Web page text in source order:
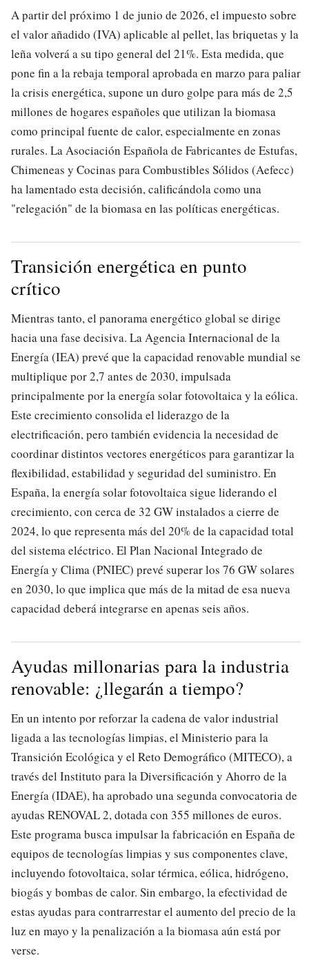
A partir del próximo 1 de junio de 2026, el impuesto sobre
el valor añadido (IVA) aplicable al pellet, las briquetas y la
leña volverá a su tipo general del 21%. Esta medida, que
pone fin a la rebaja temporal aprobada en marzo para paliar
la crisis energética, supone un duro golpe para más de 2,5
millones de hogares españoles que utilizan la biomasa
como principal fuente de calor, especialmente en zonas
rurales. La Asociación Española de Fabricantes de Estufas,
Chimeneas y Cocinas para Combustibles Sólidos (Aefecc)
ha lamentado esta decisión, calificándola como una
"relegación" de la biomasa en las políticas energéticas.
Transición energética en punto
crítico
Mientras tanto, el panorama energético global se dirige
hacia una fase decisiva. La Agencia Internacional de la
Energía (IEA) prevé que la capacidad renovable mundial se
multiplique por 2,7 antes de 2030, impulsada
principalmente por la energía solar fotovoltaica y la eólica.
Este crecimiento consolida el liderazgo de la
electrificación, pero también evidencia la necesidad de
coordinar distintos vectores energéticos para garantizar la
flexibilidad, estabilidad y seguridad del suministro. En
España, la energía solar fotovoltaica sigue liderando el
crecimiento, con cerca de 32 GW instalados a cierre de
2024, lo que representa más del 20% de la capacidad total
del sistema eléctrico. El Plan Nacional Integrado de
Energía y Clima (PNIEC) prevé superar los 76 GW solares
en 2030, lo que implica que más de la mitad de esa nueva
capacidad deberá integrarse en apenas seis años.
Ayudas millonarias para la industria
renovable: ¿llegarán a tiempo?
En un intento por reforzar la cadena de valor industrial
ligada a las tecnologías limpias, el Ministerio para la
Transición Ecológica y el Reto Demográfico (MITECO), a
través del Instituto para la Diversificación y Ahorro de la
Energía (IDAE), ha aprobado una segunda convocatoria de
ayudas RENOVAL 2, dotada con 355 millones de euros.
Este programa busca impulsar la fabricación en España de
equipos de tecnologías limpias y sus componentes clave,
incluyendo fotovoltaica, solar térmica, eólica, hidrógeno,
biogás y bombas de calor. Sin embargo, la efectividad de
estas ayudas para contrarrestar el aumento del precio de la
luz en mayo y la penalización a la biomasa aún está por
verse.